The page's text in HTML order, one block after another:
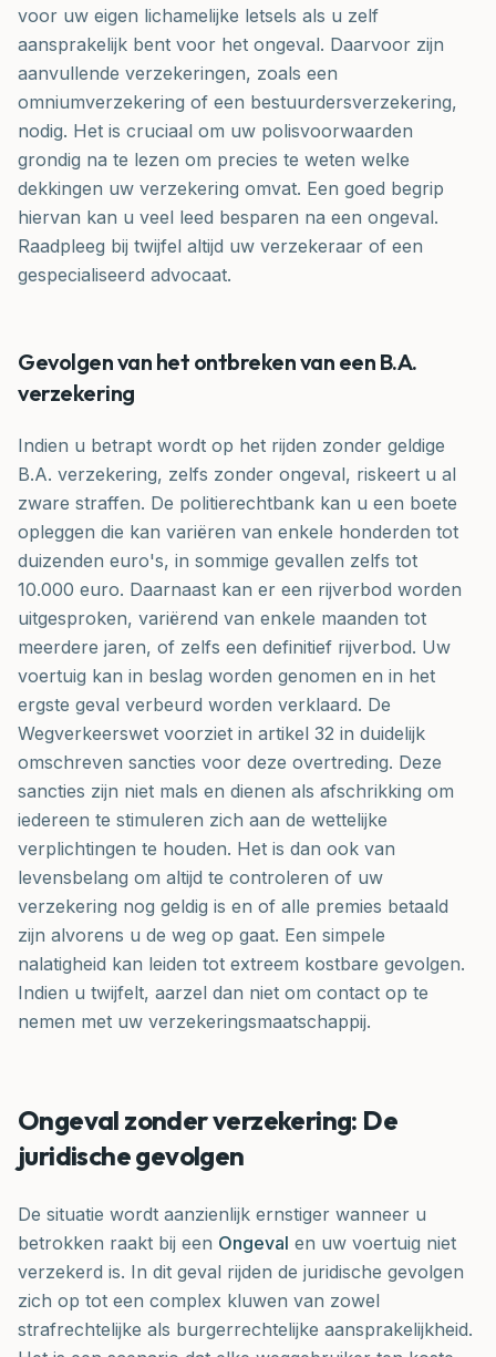
voor uw eigen lichamelijke letsels als u zelf
aansprakelijk bent voor het ongeval. Daarvoor zijn
aanvullende verzekeringen, zoals een
omniumverzekering of een bestuurdersverzekering,
nodig. Het is cruciaal om uw polisvoorwaarden
grondig na te lezen om precies te weten welke
dekkingen uw verzekering omvat. Een goed begrip
hiervan kan u veel leed besparen na een ongeval.
Raadpleeg bij twijfel altijd uw verzekeraar of een
gespecialiseerd advocaat.
Gevolgen van het ontbreken van een B.A.
verzekering
Indien u betrapt wordt op het rijden zonder geldige
B.A. verzekering, zelfs zonder ongeval, riskeert u al
zware straffen. De politierechtbank kan u een boete
opleggen die kan variëren van enkele honderden tot
duizenden euro's, in sommige gevallen zelfs tot
10.000 euro. Daarnaast kan er een rijverbod worden
uitgesproken, variërend van enkele maanden tot
meerdere jaren, of zelfs een definitief rijverbod. Uw
voertuig kan in beslag worden genomen en in het
ergste geval verbeurd worden verklaard. De
Wegverkeerswet voorziet in artikel 32 in duidelijk
omschreven sancties voor deze overtreding. Deze
sancties zijn niet mals en dienen als afschrikking om
iedereen te stimuleren zich aan de wettelijke
verplichtingen te houden. Het is dan ook van
levensbelang om altijd te controleren of uw
verzekering nog geldig is en of alle premies betaald
zijn alvorens u de weg op gaat. Een simpele
nalatigheid kan leiden tot extreem kostbare gevolgen.
Indien u twijfelt, aarzel dan niet om contact op te
nemen met uw verzekeringsmaatschappij.
Ongeval zonder verzekering: De
juridische gevolgen
De situatie wordt aanzienlijk ernstiger wanneer u
betrokken raakt bij een Ongeval en uw voertuig niet
verzekerd is. In dit geval rijden de juridische gevolgen
zich op tot een complex kluwen van zowel
strafrechtelijke als burgerrechtelijke aansprakelijkheid.